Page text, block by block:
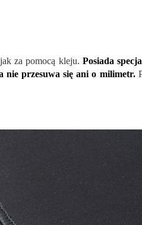
za pomocą kleju. Posiada
nie przesuwa się ani o milimetr.